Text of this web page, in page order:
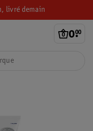
livré demain
0.
00